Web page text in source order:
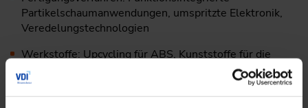
Partikelschaumanwendungen, umspritzte Elektronik,
Veredelungstechnologien
Werkstoffe: Upcycling für ABS, Kunststoffe für die
Elektromobilität, Einsatz von Holz- und Cellulosefasern